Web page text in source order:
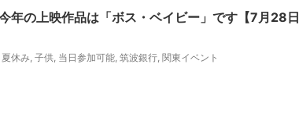
年の上映作品は「ボス・ベイビー」です【7月28日
夏休み, 子供, 当日参加可能, 筑波銀行, 関東イベント